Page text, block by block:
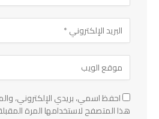
احفظ اسمي، بريدي الإلكتروني،
هذا المتصفح لاستخدامها المرة